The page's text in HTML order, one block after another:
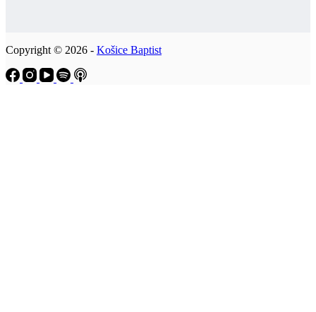
Copyright © 2026 - Košice Baptist